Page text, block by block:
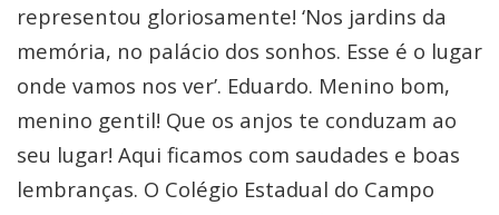
representou gloriosamente! ‘Nos jardins da
memória, no palácio dos sonhos. Esse é o lugar
onde vamos nos ver’. Eduardo. Menino bom,
menino gentil! Que os anjos te conduzam ao
seu lugar! Aqui ficamos com saudades e boas
lembranças. O Colégio Estadual do Campo